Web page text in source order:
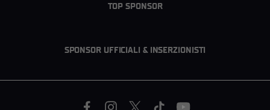
TOP SPONSOR
SPONSOR UFFICIALI & INSERZIONISTI